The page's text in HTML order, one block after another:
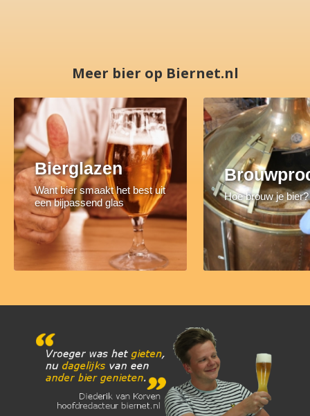
Meer bier op Biernet.nl
Bierglazen
Want bier smaakt het best uit
een bijpassend glas
Hoe brouw je bier?